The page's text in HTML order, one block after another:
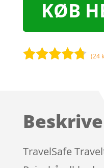
KØB
på
mmelser
(24
TravelSafe